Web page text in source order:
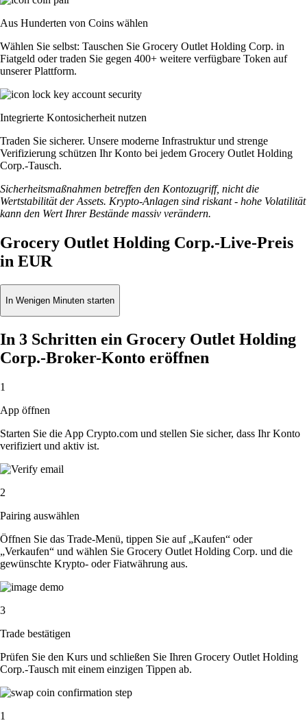
Aus Hunderten von Coins wählen
Wählen Sie selbst: Tauschen Sie Grocery Outlet Holding Corp. in
Fiatgeld oder traden Sie gegen 400+ weitere verfügbare Token auf
unserer Plattform.
Integrierte Kontosicherheit nutzen
Traden Sie sicherer. Unsere moderne Infrastruktur und strenge
Verifizierung schützen Ihr Konto bei jedem Grocery Outlet Holding
Corp.-Tausch.
Sicherheitsmaßnahmen betreffen den Kontozugriff, nicht die
Wertstabilität der Assets. Krypto-Anlagen sind riskant - hohe Volatilität
kann den Wert Ihrer Bestände massiv verändern.
Grocery Outlet Holding Corp.-Live-Preis
in EUR
In Wenigen Minuten starten
In 3 Schritten ein Grocery Outlet Holding
Corp.-Broker-Konto eröffnen
1
App öffnen
Starten Sie die App Crypto.com und stellen Sie sicher, dass Ihr Konto
verifiziert und aktiv ist.
2
Pairing auswählen
Öffnen Sie das Trade-Menü, tippen Sie auf „Kaufen“ oder
„Verkaufen“ und wählen Sie Grocery Outlet Holding Corp. und die
gewünschte Krypto- oder Fiatwährung aus.
3
Trade bestätigen
Prüfen Sie den Kurs und schließen Sie Ihren Grocery Outlet Holding
Corp.-Tausch mit einem einzigen Tippen ab.
1